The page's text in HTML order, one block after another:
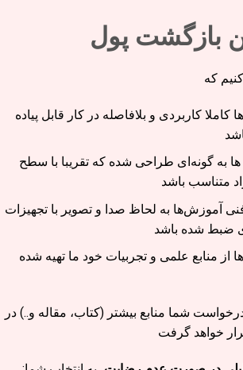
بازگشت پول
که
کاملا کاربردی و بلافاصله در کار قابل پیاده
به گونه‌ای طراحی شده که تقریبا با سطح
متناسب باشد
آموزش‌ها به لحاظ صدا و تصویر با تجهیزات
ضبط شده باشد
از منابع علمی و تجربیات خود ما تهیه شده
شما منابع بیشتر (کتاب، مقاله و..) در
خواهد گرفت